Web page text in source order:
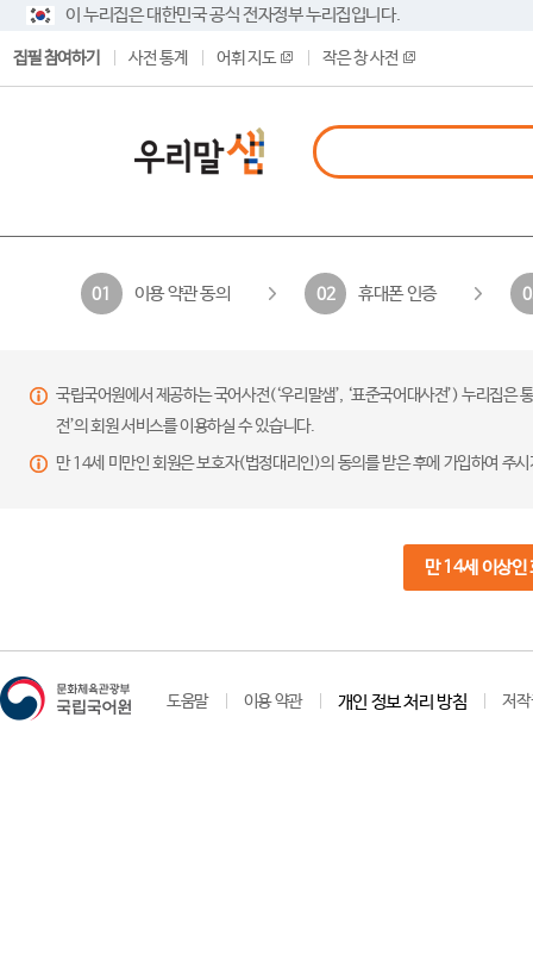
이 누리집은 대한민국 공식 전자정부 누리집입니다.
집필 참여하기 사전 통계 어휘 지도 작은 창 사전
01 이용 약관 동의 02 휴대폰 인증
국립국어원에서 제공하는 국어사전(‘우리말샘’, ‘표준국어대사전’) 누리집
전’의 회원 서비스를 이용하실 수 있습니다.
만 14세 미만인 회원은 보호자(법정대리인)의 동의를 받은 후에 가입하여 주
만 14세 이상인
도움말 이용 약관 개인 정보 처리 방침 저